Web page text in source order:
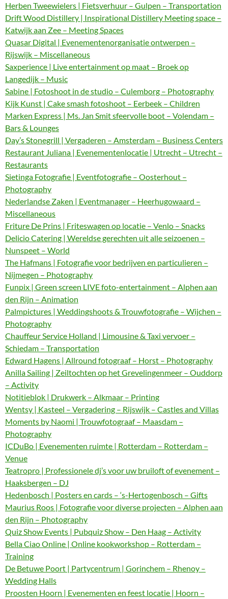
Herben Tweewielers | Fietsverhuur – Gulpen – Transportation
Drift Wood Distillery | Inspirational Distillery Meeting space –
Katwijk aan Zee – Meeting Spaces
Quasar Digital | Evenementenorganisatie ontwerpen –
Rijswijk – Miscellaneous
Saxperience | Live entertainment op maat – Broek op
Langedijk – Music
Sabine | Fotoshoot in de studio – Culemborg – Photography
Kijk Kunst | Cake smash fotoshoot – Eerbeek – Children
Marken Express | Ms. Jan Smit sfeervolle boot – Volendam –
Bars & Lounges
Day’s Stonegrill | Vergaderen – Amsterdam – Business Centers
Restaurant Juliana | Evenementenlocatie | Utrecht – Utrecht –
Restaurants
Sietinga Fotografie | Eventfotografie – Oosterhout –
Photography
Nederlandse Zaken | Eventmanager – Heerhugowaard –
Miscellaneous
Friture De Prins | Friteswagen op locatie – Venlo – Snacks
Delicio Catering | Wereldse gerechten uit alle seizoenen –
Nunspeet – World
The Hafmans | Fotografie voor bedrijven en particulieren –
Nijmegen – Photography
Funpix | Green screen LIVE foto-entertainment – Alphen aan
den Rijn – Animation
Palmpictures | Weddingshoots & Trouwfotografie – Wijchen –
Photography
Chauffeur Service Holland | Limousine & Taxi vervoer –
Schiedam – Transportation
Edward Hagens | Allround fotograaf – Horst – Photography
Anilla Sailing | Zeiltochten op het Grevelingenmeer – Ouddorp
– Activity
Notitieblok | Drukwerk – Alkmaar – Printing
Wentsy | Kasteel – Vergadering – Rijswijk – Castles and Villas
Moments by Naomi | Trouwfotograaf – Maasdam –
Photography
ICDuBo | Evenementen ruimte | Rotterdam – Rotterdam –
Venue
Teatropro | Professionele dj’s voor uw bruiloft of evenement –
Haaksbergen – DJ
Hedenbosch | Posters en cards – ‘s-Hertogenbosch – Gifts
Maurius Roos | Fotografie voor diverse projecten – Alphen aan
den Rijn – Photography
Quiz Show Events | Pubquiz Show – Den Haag – Activity
Bella Ciao Online | Online kookworkshop – Rotterdam –
Training
De Betuwe Poort | Partycentrum | Gorinchem – Rhenoy –
Wedding Halls
Proosten Hoorn | Evenementen en feest locatie | Hoorn –